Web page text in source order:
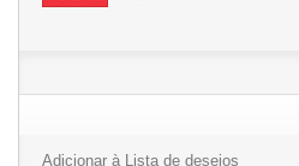
Adicionar à Lista de desejos